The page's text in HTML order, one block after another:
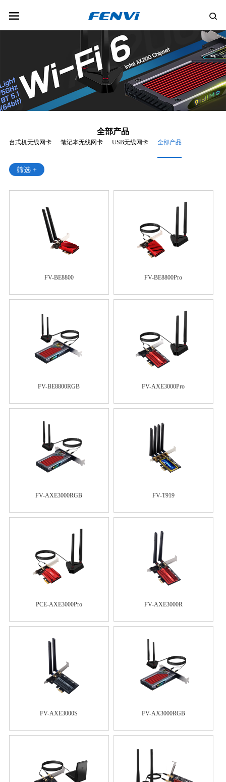
全部产品
台式机无线网卡 笔记本无线网卡 USB无线网卡 全部产品
筛选 +
FV-BE8800 FV-BE8800Pro
FV-BE8800RGB FV-AXE3000Pro
FV-AXE3000RGB FV-T919
PCE-AXE3000Pro FV-AXE3000R
FV-AXE3000S FV-AX3000RGB